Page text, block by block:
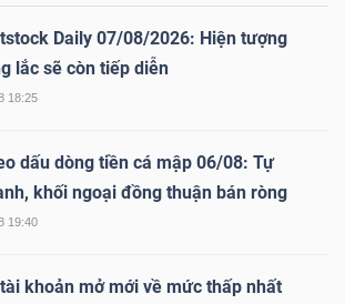
Daily 07/08/2026: Hiện tượng
lắc sẽ còn tiếp diễn
18:25
dấu dòng tiền cá mập 06/08: Tự
khối ngoại đồng thuận bán ròng
19:40
khoản mở mới về mức thấp nhất